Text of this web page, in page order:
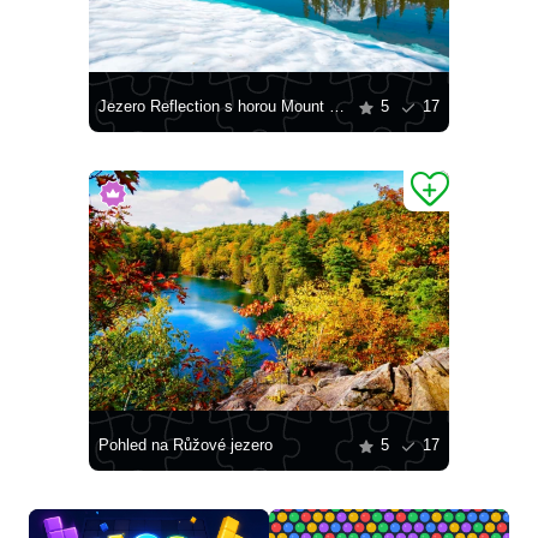
Jezero Reflection s horou Mount Rainier v pozadí 5 17
Pohled na Růžové jezero 5 17